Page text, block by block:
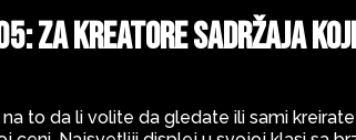
Za kreatore sadržaja
to da li volite da gledate ili sami